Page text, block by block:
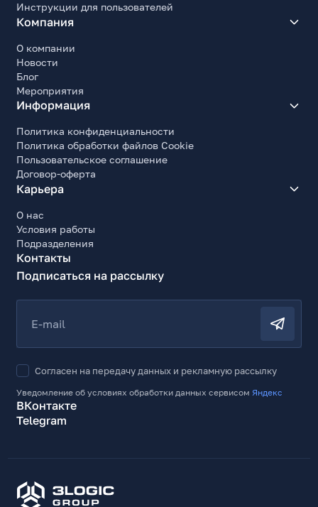
Инструкции для пользователей
Компания
О компании
Новости
Блог
Мероприятия
Информация
Политика конфиденциальности
Политика обработки файлов Cookie
Пользовательское соглашение
Договор-оферта
Карьера
О нас
Условия работы
Подразделения
Контакты
Подписаться на рассылку
E-mail
Согласен на передачу данных и рекламную рассылку
Уведомление об условиях обработки данных сервисом Яндекс
ВКонтакте
Telegram